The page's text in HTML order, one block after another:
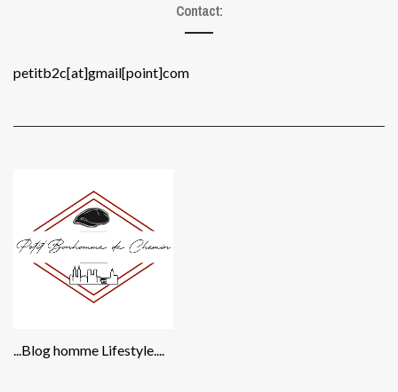
Contact:
petitb2c[at]gmail[point]com
...Blog homme Lifestyle....